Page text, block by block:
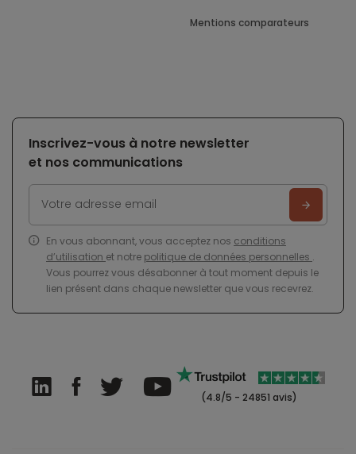
Mentions comparateurs
Inscrivez-vous à notre newsletter
et nos communications
En vous abonnant, vous acceptez nos conditions
d’utilisation et notre politique de données personnelles .
Vous pourrez vous désabonner à tout moment depuis le
lien présent dans chaque newsletter que vous recevrez.
(4.8/5 - 24851 avis)